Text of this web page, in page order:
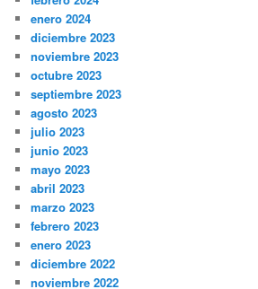
enero 2024
diciembre 2023
noviembre 2023
octubre 2023
septiembre 2023
agosto 2023
julio 2023
junio 2023
mayo 2023
abril 2023
marzo 2023
febrero 2023
enero 2023
diciembre 2022
noviembre 2022